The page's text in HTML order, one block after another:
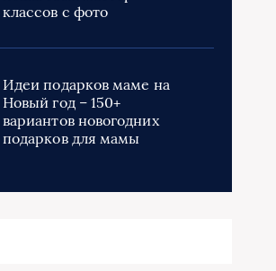
классов с фото
Идеи подарков маме на
Новый год – 150+
вариантов новогодних
подарков для мамы